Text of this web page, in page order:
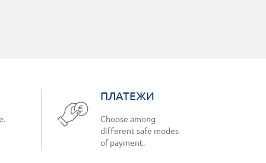
ПЛАТЕЖИ
Choose among
different safe modes
of payment.